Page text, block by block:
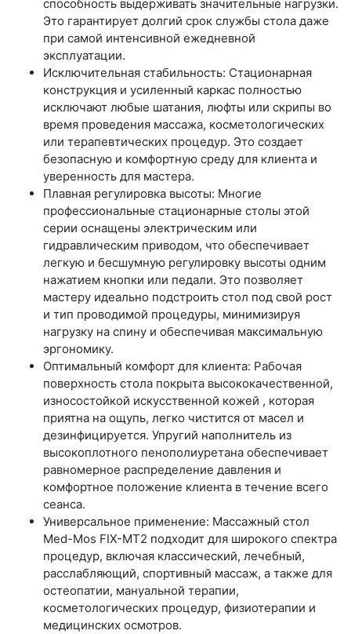
способность выдерживать значительные нагрузки.
Это гарантирует долгий срок службы стола даже
при самой интенсивной ежедневной
эксплуатации.
Исключительная стабильность: Стационарная
конструкция и усиленный каркас полностью
исключают любые шатания, люфты или скрипы во
время проведения массажа, косметологических
или терапевтических процедур. Это создает
безопасную и комфортную среду для клиента и
уверенность для мастера.
Плавная регулировка высоты: Многие
профессиональные стационарные столы этой
серии оснащены электрическим или
гидравлическим приводом, что обеспечивает
легкую и бесшумную регулировку высоты одним
нажатием кнопки или педали. Это позволяет
мастеру идеально подстроить стол под свой рост
и тип проводимой процедуры, минимизируя
нагрузку на спину и обеспечивая максимальную
эргономику.
Оптимальный комфорт для клиента: Рабочая
поверхность стола покрыта высококачественной,
износостойкой искусственной кожей , которая
приятна на ощупь, легко чистится от масел и
дезинфицируется. Упругий наполнитель из
высокоплотного пенополиуретана обеспечивает
равномерное распределение давления и
комфортное положение клиента в течение всего
сеанса.
Универсальное применение: Массажный стол
Med-Mos FIX-MT2 подходит для широкого спектра
процедур, включая классический, лечебный,
расслабляющий, спортивный массаж, а также для
остеопатии, мануальной терапии,
косметологических процедур, физиотерапии и
медицинских осмотров.